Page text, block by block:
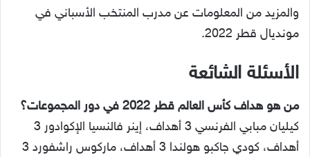
والمزيد من المعلومات عن مدرب المنتخب الأسباني في
مونديال قطر 2022.
الأسئلة الشائعة
من هو هداف كأس العالم قطر 2022 في دور المجموعات؟
كيليان مبابي الفرنسي 3 أهداف، إينر فالنسيا الإكوادور 3
أهداف، كودي جاكبو هولندا 3 أهداف، ماركوس راشفورد 3